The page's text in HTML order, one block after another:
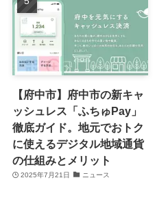
【府中市】府中市の新キャ
ッシュレス「ふちゅPay」
徹底ガイド。地元でおトク
に使えるデジタル地域通貨
の仕組みとメリット
2025年7月21日 ニュース